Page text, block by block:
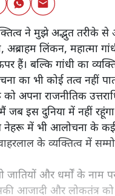
ने मुझे अद्भुत तरीके से
अब्राहम लिंकन, महात्मा
हैं। बल्कि गांधी का
का भी कोई तत्व नहीं
अपना राजनीतिक
इस दुनिया में नहीं रहूंगा
नेहरू में भी आलोचना के कई
के व्यक्तित्व में
और धर्मों के नाम
आजादी और लोकतंत्र